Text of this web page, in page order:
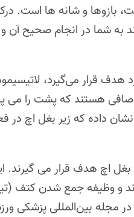
بازوها و شانه ها است.
به شما در انجام صحیح آن
قرار می‌گیرد،
هستند که پشت را می
نشان داده که زیر بغل اچ
اچ هدف قرار می گیرند.
و وظیفه جمع شدن کتف
مجله بین‌المللی پزشکی